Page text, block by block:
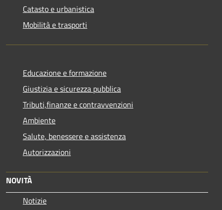
Catasto e urbanistica
Mobilità e trasporti
Educazione e formazione
Giustizia e sicurezza pubblica
Tributi,finanze e contravvenzioni
Ambiente
Salute, benessere e assistenza
Autorizzazioni
NOVITÀ
Notizie